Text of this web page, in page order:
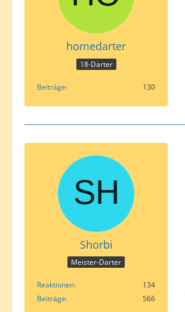
homedarter
18-Darter
Beiträge 130
Shorbi
Meister-Darter
Reaktionen
134
Beiträge
566